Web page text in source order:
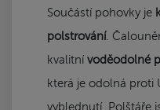
Součástí pohovky je
polstrování.
kvalitní voděodolné
která je odolná proti
vyblednutí. Polštáře